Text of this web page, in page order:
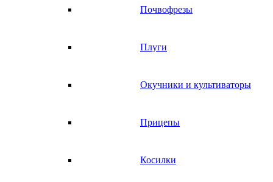
Почвофрезы
Плуги
Окучники и культиваторы
Прицепы
Косилки